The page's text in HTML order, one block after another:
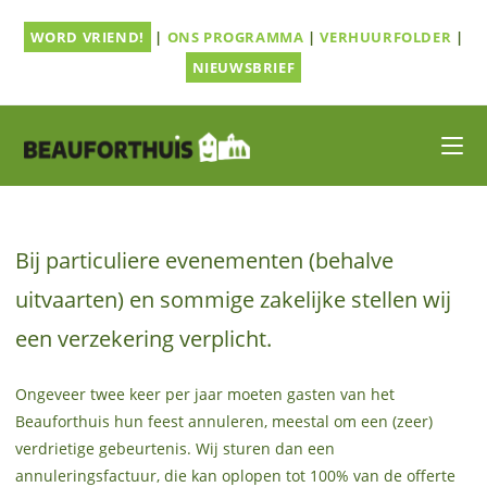
naarWORD VRIEND! | ONS PROGRAMMA |VERHUURFOLDER |
NIEUWSBRIEF
Bij particuliere evenementen (behalve
uitvaarten) en sommige zakelijke stellen wij
een verzekering verplicht.
Ongeveer twee keer per jaar moeten gasten van het
Beauforthuis hun feest annuleren, meestal om een (zeer)
verdrietige gebeurtenis. Wij sturen dan een
annuleringsfactuur, die kan oplopen tot 100% van de offerte